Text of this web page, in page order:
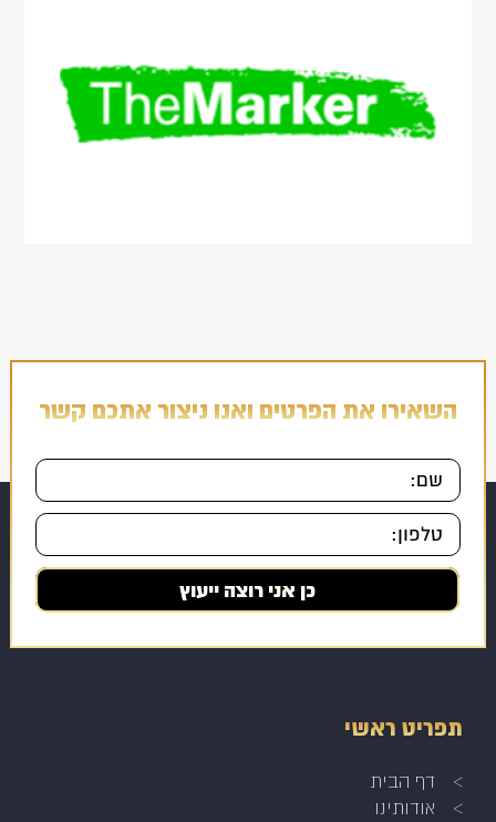
השאירו את הפרטים ואנו ניצור אתכם קשר
תפריט ראשי
דף הבית
אודותינו